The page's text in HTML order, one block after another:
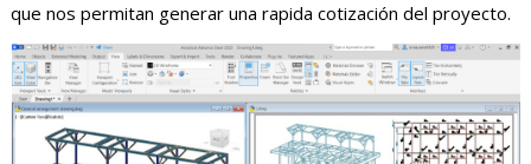
que nos permitan generar una rapida cotización del proyecto.